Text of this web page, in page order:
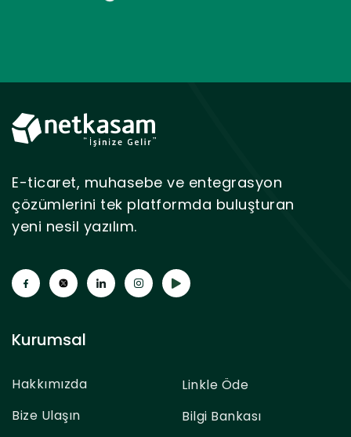
E-ticaret, muhasebe ve entegrasyon
çözümlerini tek platformda buluşturan
yeni nesil yazılım.
Kurumsal
Hakkımızda
Bize Ulaşın
Linkle Öde
Bilgi Bankası